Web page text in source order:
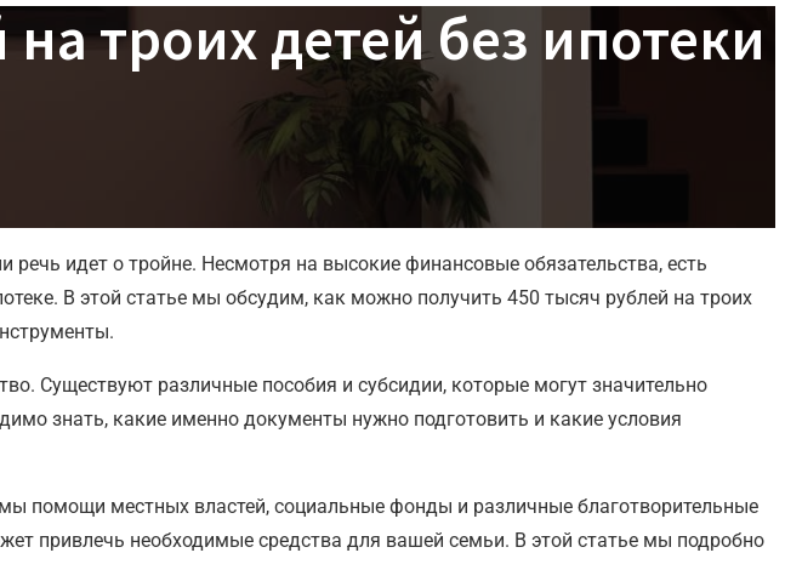
троих детей без ипотеки
идет о тройне. Несмотря на высокие финансовые обязательства, есть
В этой статье мы обсудим, как можно получить 450 тысяч рублей на троих
Существуют различные пособия и субсидии, которые могут значительно
знать, какие именно документы нужно подготовить и какие условия
помощи местных властей, социальные фонды и различные благотворительные
привлечь необходимые средства для вашей семьи. В этой статье мы подробно